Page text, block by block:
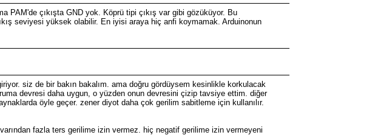
PAM'de çıkışta GND yok. Köprü tipi çıkış var gibi gözüküyor. Bu
seviyesi yüksek olabilir. En iyisi araya hiç anfi koymamak. Arduinonun
siz de bir bakın bakalım. ama doğru gördüysem kesinlikle korkulacak
devresi daha uygun, o yüzden onun devresini çizip tavsiye ettim. diğer
öyle geçer. zener diyot daha çok gerilim sabitleme için kullanılır.
fazla ters gerilime izin vermez. hiç negatif gerilime izin vermeyeni